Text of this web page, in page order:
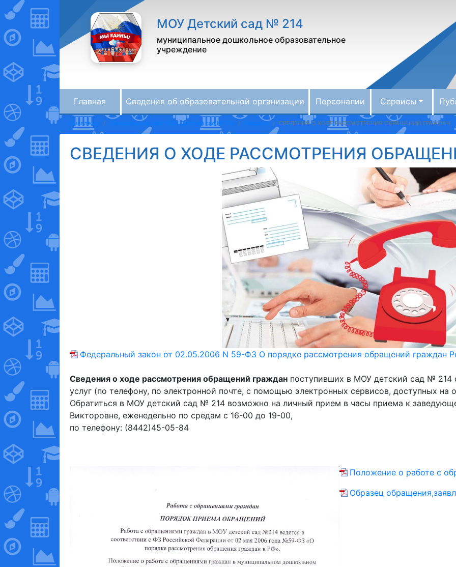
МОУ Детский сад № 214
муниципальное дошкольное образовательное
учреждение
Главная Сведения об образовательной организации Персоналии Сервисы
Ошколе.ру Официальный сайт МОУ Детский сад № 214 Разделы СВЕДЕНИЯ О ХОДЕ РАССМОТРЕНИЯ ОБРАЩЕНИЙ ГРАЖДАН
СВЕДЕНИЯ О ХОДЕ РАССМОТРЕНИЯ
Федеральный закон от 02.05.2006 N 59-ФЗ О порядке рассмотрения обращений граждан
Сведения о ходе рассмотрения обращений граждан поступивших в МОУ детский сад № 214
услуг (по телефону, по электронной почте, с помощью электронных сервисов, доступных на
Обратиться в МОУ детский сад № 214 возможно на личный прием в часы приема к
Викторовне, еженедельно по средам с 16-00 до 19-00,
по телефону: (8442)45-05-84
Положение о работе с
Образец